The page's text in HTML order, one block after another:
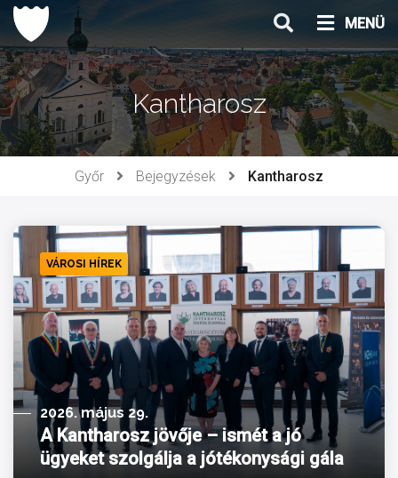
Ugrás
tartalomhoz
MENÜ
Kantharosz
Győr Bejegyzések Kantharosz
VÁROSI HÍREK
2026. május 29.
A Kantharosz jövője – ismét a jó
ügyeket szolgálja a jótékonysági gála